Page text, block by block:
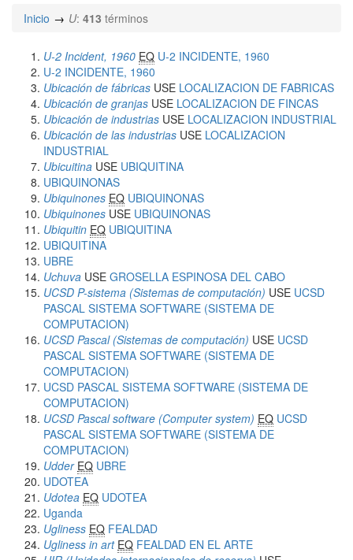
Inicio U: 413 términos
U-2 Incident, 1960 EQ U-2 INCIDENTE, 1960
U-2 INCIDENTE, 1960
Ubicación de fábricas USE LOCALIZACION DE FABRICAS
Ubicación de granjas USE LOCALIZACION DE FINCAS
Ubicación de industrias USE LOCALIZACION INDUSTRIAL
Ubicación de las industrias USE LOCALIZACION
INDUSTRIAL
Ubicuitina USE UBIQUITINA
UBIQUINONAS
Ubiquinones EQ UBIQUINONAS
Ubiquinones USE UBIQUINONAS
Ubiquitin EQ UBIQUITINA
UBIQUITINA
UBRE
Uchuva USE GROSELLA ESPINOSA DEL CABO
UCSD P-sistema (Sistemas de computación) USE UCSD
PASCAL SISTEMA SOFTWARE (SISTEMA DE
COMPUTACION)
UCSD Pascal (Sistemas de computación) USE UCSD
PASCAL SISTEMA SOFTWARE (SISTEMA DE
COMPUTACION)
UCSD PASCAL SISTEMA SOFTWARE (SISTEMA DE
COMPUTACION)
UCSD Pascal software (Computer system) EQ UCSD
PASCAL SISTEMA SOFTWARE (SISTEMA DE
COMPUTACION)
Udder EQ UBRE
UDOTEA
Udotea EQ UDOTEA
Uganda
Ugliness EQ FEALDAD
Ugliness in art EQ FEALDAD EN EL ARTE